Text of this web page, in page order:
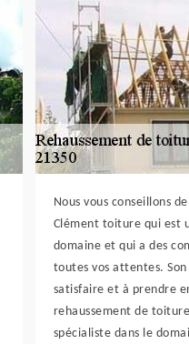
Nous vous conseillons
Clément toiture qui est
domaine et qui a des
toutes vos attentes.
satisfaire et à prendre
rehaussement de
spécialiste dans le